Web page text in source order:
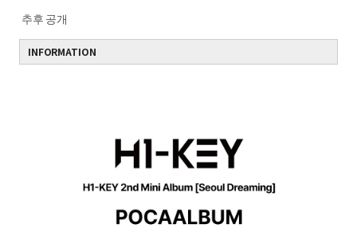
추후 공개
INFORMATION